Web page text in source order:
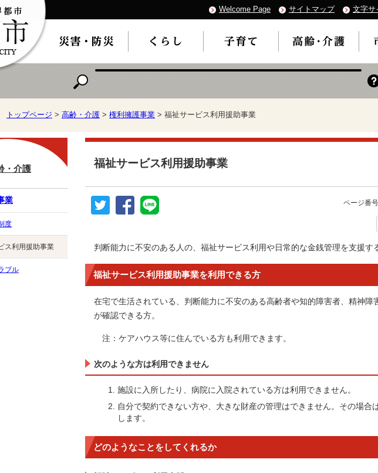
Welcome Page サイトマップ 文字サ
トップページ > 高齢・介護 > 権利擁護事業 > 福祉サービス利用援助事業
福祉サービス利用援助事業
ページ番
判断能力に不安のある人の、福祉サービス利用や日常的な金銭管理を支援す
福祉サービス利用援助事業を利用できる方
在宅で生活されている、判断能力に不安のある高齢者や知的障害者、精神障
が確認できる方。
注：ケアハウス等に住んでいる方も利用できます。
次のような方は利用できません
施設に入所したり、病院に入院されている方は利用できません。
自分で契約できない方や、大きな財産の管理はできません。その場合
します。
どのようなことをしてくれるか
・介護
業
度
ス利用援助事業
ブル